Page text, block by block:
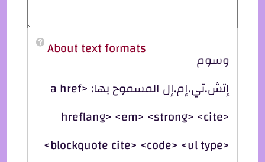
About text formats
وسوم
إتش.تي.إم.إل المسموح بها: <a href
hreflang> <em> <strong> <cite>
<blockquote cite> <code> <ul type>